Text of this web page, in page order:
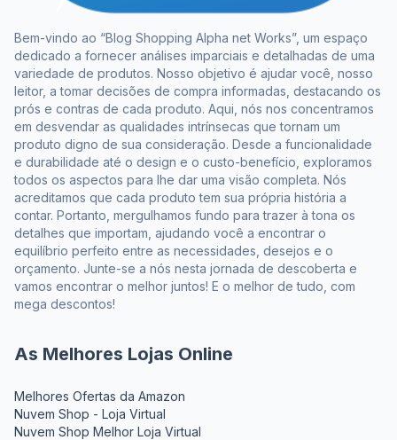
Bem-vindo ao “Blog Shopping Alpha net Works”, um espaço
dedicado a fornecer análises imparciais e detalhadas de uma
variedade de produtos. Nosso objetivo é ajudar você, nosso
leitor, a tomar decisões de compra informadas, destacando os
prós e contras de cada produto. Aqui, nós nos concentramos
em desvendar as qualidades intrínsecas que tornam um
produto digno de sua consideração. Desde a funcionalidade
e durabilidade até o design e o custo-benefício, exploramos
todos os aspectos para lhe dar uma visão completa. Nós
acreditamos que cada produto tem sua própria história a
contar. Portanto, mergulhamos fundo para trazer à tona os
detalhes que importam, ajudando você a encontrar o
equilíbrio perfeito entre as necessidades, desejos e o
orçamento. Junte-se a nós nesta jornada de descoberta e
vamos encontrar o melhor juntos! E o melhor de tudo, com
mega descontos!
As Melhores Lojas Online
Melhores Ofertas da Amazon
Nuvem Shop - Loja Virtual
Nuvem Shop Melhor Loja Virtual